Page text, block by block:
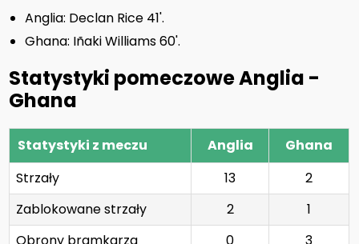
Anglia: Declan Rice 41'.
Ghana: Iñaki Williams 60'.
Statystyki pomeczowe Anglia -
Ghana
Statystyki z meczu Anglia
Ghana
Strzały
13
2
Zablokowane strzały
2
1